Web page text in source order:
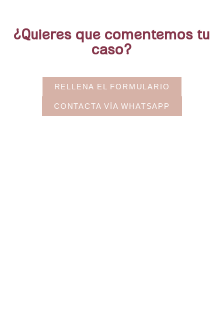
¿Quieres que comentemos tu
caso?
RELLENA EL FORMULARIO
CONTACTA VÍA WHATSAPP